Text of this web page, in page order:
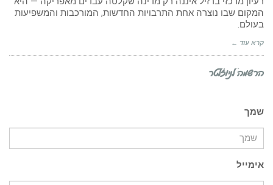
המקום שבו נוצרה אחת התרבויות החדשות, המורכבות והמשפיעות
בעולם.
קרא עוד ←
הרשמה לניוזלטר
שמך
אימייל